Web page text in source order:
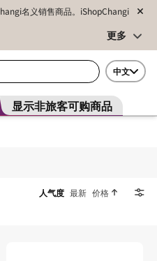
名义销售商品。iShopChangi
更多
中文
显示非旅客可购商品
人气度 最新 价格